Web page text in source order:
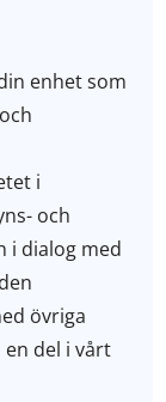
enhet som
i
och
i dialog med
övriga
del i vårt